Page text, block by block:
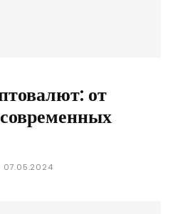
от
07.05.2024